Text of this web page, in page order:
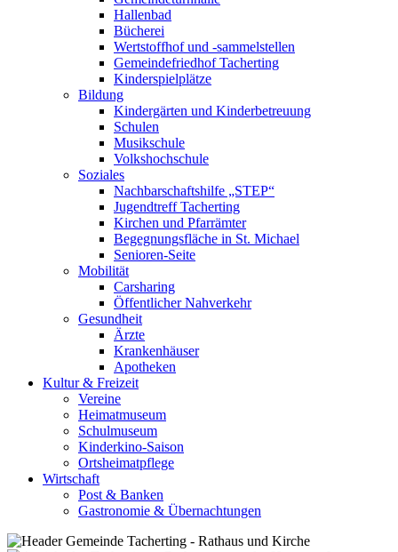
Hallenbad
Bücherei
Wertstoffhof und -sammelstellen
Gemeindefriedhof Tacherting
Kinderspielplätze
Bildung
Kindergärten und Kinderbetreuung
Schulen
Musikschule
Volkshochschule
Soziales
Nachbarschaftshilfe „STEP“
Jugendtreff Tacherting
Kirchen und Pfarrämter
Begegnungsfläche in St. Michael
Senioren-Seite
Mobilität
Carsharing
Öffentlicher Nahverkehr
Gesundheit
Ärzte
Krankenhäuser
Apotheken
Kultur & Freizeit
Vereine
Heimatmuseum
Schulmuseum
Kinderkino-Saison
Ortsheimatpflege
Wirtschaft
Post & Banken
Gastronomie & Übernachtungen